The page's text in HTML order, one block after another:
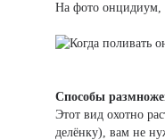
На фото онцидиум,
Способы
Этот вид охотно
делёнку), вам не